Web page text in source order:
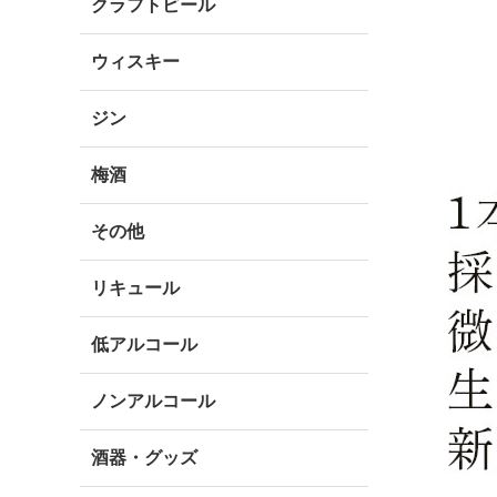
クラフトビール
ウィスキー
ジン
梅酒
その他
リキュール
低アルコール
ノンアルコール
酒器・グッズ